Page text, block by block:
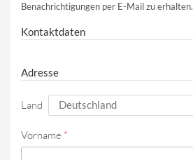
Benachrichtigungen per E-Mail zu erhalten.
Kontaktdaten
Adresse
Land
Vorname *